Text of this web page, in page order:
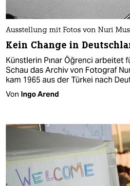
Ausstellung mit Fotos von Nuri
Kein Change in
Künstlerin Pınar Öğrenci arbeitet
Schau das Archiv von Fotograf
kam 1965 aus der Türkei nach
Von Ingo Arend